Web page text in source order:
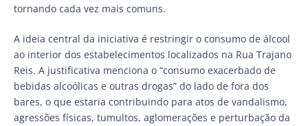
tornando cada vez mais comuns.
A ideia central da iniciativa é restringir o consumo de álcool
ao interior dos estabelecimentos localizados na Rua Trajano
Reis. A justificativa menciona o “consumo exacerbado de
bebidas alcoólicas e outras drogas” do lado de fora dos
bares, o que estaria contribuindo para atos de vandalismo,
agressões físicas, tumultos, aglomerações e perturbação da